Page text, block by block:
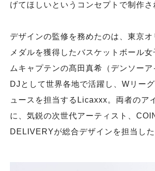
げてほしいというコンセプトで制作さ
デザインの監修を務めたのは、東京オ
メダルを獲得したバスケットボール
ムキャプテンの髙田真希（デンソーア
DJとして世界各地で活躍し、Wリー
ュースを担当するLicaxxx。両者のア
に、気鋭の次世代アーティスト、
DELIVERYが総合デザインを担当した